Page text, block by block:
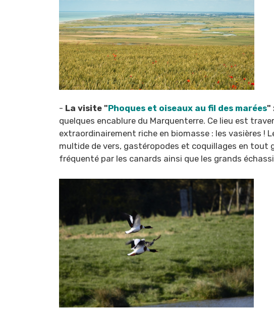
- La visite "Phoques et oiseaux au fil des marées"
quelques encablure du Marquenterre. Ce lieu est
extraordinairement riche en biomasse : les vasières !
multide de vers, gastéropodes et coquillages en tout
fréquenté par les canards ainsi que les grands